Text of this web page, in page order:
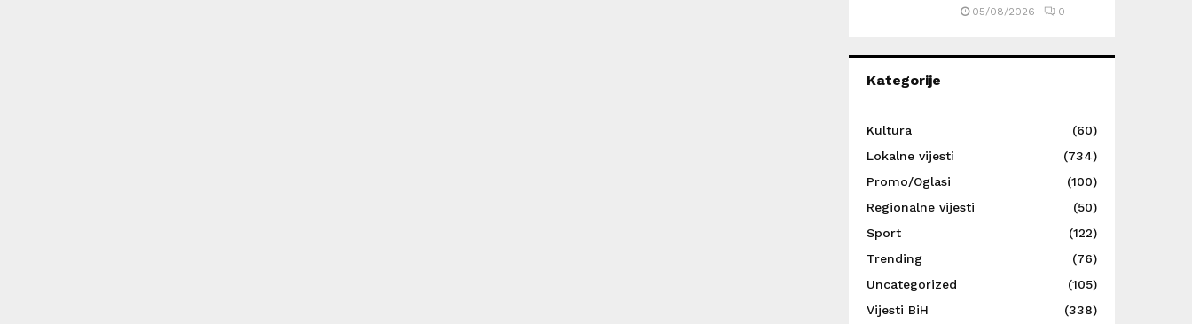
05/08/2026 0
Kategorije
Kultura
(60)
Lokalne vijesti
(734)
Promo/Oglasi
(100)
Regionalne vijesti
(50)
Sport
(122)
Trending
(76)
Uncategorized
(105)
Vijesti BiH
(338)